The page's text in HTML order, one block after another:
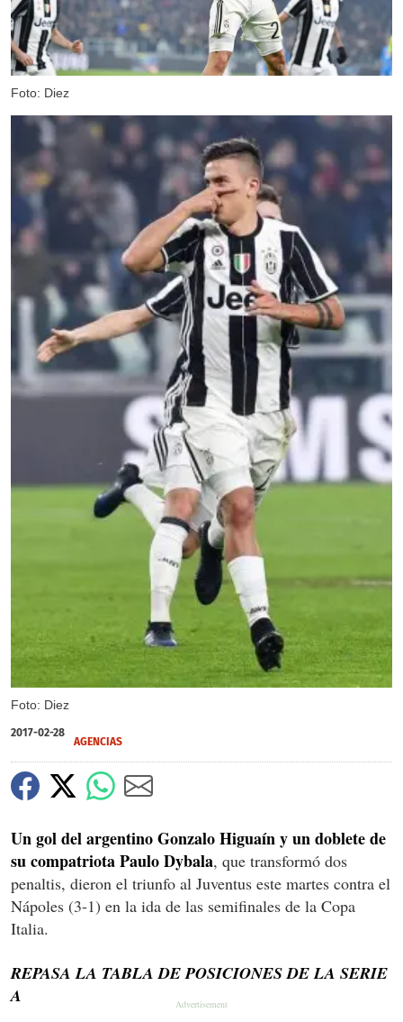
Foto: Diez
Foto: Diez
2017-02-28
AGENCIAS
Un gol del argentino Gonzalo Higuaín y un doblete de
su compatriota Paulo Dybala, que transformó dos
penaltis, dieron el triunfo al Juventus este martes contra el
Nápoles (3-1) en la ida de las semifinales de la Copa
Italia.
REPASA LA TABLA DE POSICIONES DE LA SERIE
A